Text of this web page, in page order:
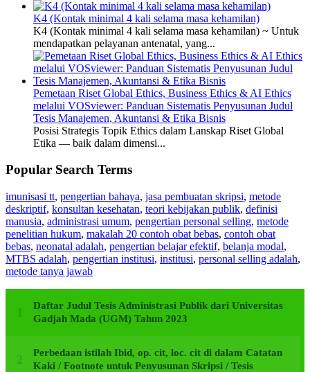
K4 (Kontak minimal 4 kali selama masa kehamilan)
K4 (Kontak minimal 4 kali selama masa kehamilan) ~ Untuk
mendapatkan pelayanan antenatal, yang...
Pemetaan Riset Global Ethics, Business Ethics & AI Ethics
melalui VOSviewer: Panduan Sistematis Penyusunan Judul
Tesis Manajemen, Akuntansi & Etika Bisnis
Posisi Strategis Topik Ethics dalam Lanskap Riset Global
Etika — baik dalam dimensi...
Popular Search Terms
imunisasi tt, pengertian bahaya, jasa pembuatan skripsi, metode
deskriptif, konsultan kesehatan, teori kebijakan publik, definisi
manusia, administrasi umum, pengertian personal selling, metode
penelitian hukum, makalah 20 contoh obat bebas, contoh obat
bebas, neonatal adalah, pengertian belajar efektif, belanja modal,
MTBS adalah, pengertian institusi, institusi, personal selling adalah,
metode tanya jawab
Daftar Judul Tesis Administrasi Publik dari Universitas
Gadjah Mada (UGM) Tahun 2023
Perbedaan istilah Ibid, op. cit, loc. cit di dalam Catatan
Kaki / Footnote untuk Penyusunan Skripsi / Tesis